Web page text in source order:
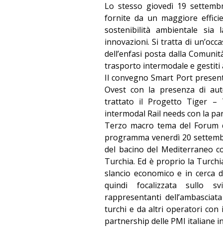
Lo stesso giovedì 19
fornite da un maggiore
sostenibilità ambientale sia
innovazioni. Si tratta di
dell’enfasi posta dalla
trasporto intermodale e gestiti
Il convegno Smart Port
Ovest con la presenza di
trattato il Progetto Tiger –
intermodal Rail needs con la
Terzo macro tema del
programma venerdì 20
del bacino del Mediterraneo
Turchia. Ed è proprio la
slancio economico e in cerca
quindi focalizzata sullo
rappresentanti
turchi e da altri operatori con
partnership delle PMI italiane